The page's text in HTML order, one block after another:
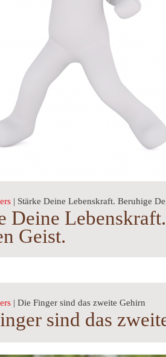
| Stärke Deine Lebens­kraft. Beruhige
Deine
Geist.
| Die Finger sind das zweite Gehirn
sind das